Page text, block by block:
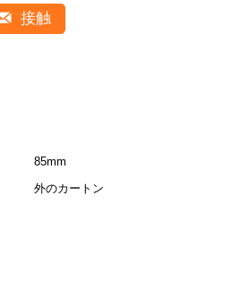
接触
85mm
外のカートン